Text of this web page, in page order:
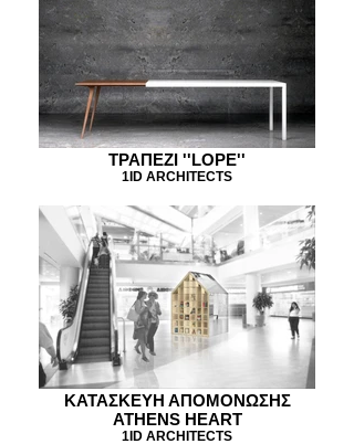
ΤΡΑΠΕΖΙ ''LOPE''
1ID ARCHITECTS
KATAΣΚΕΥΗ ΑΠΟΜΟΝΩΣΗΣ
ATHENS HEART
1ID ARCHITECTS